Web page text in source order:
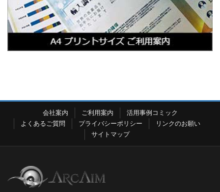
会社案内 ご利用案内
活用事例コミック
よくあるご質問
プライバシーポリシー
リンクのお願い
サイトマップ